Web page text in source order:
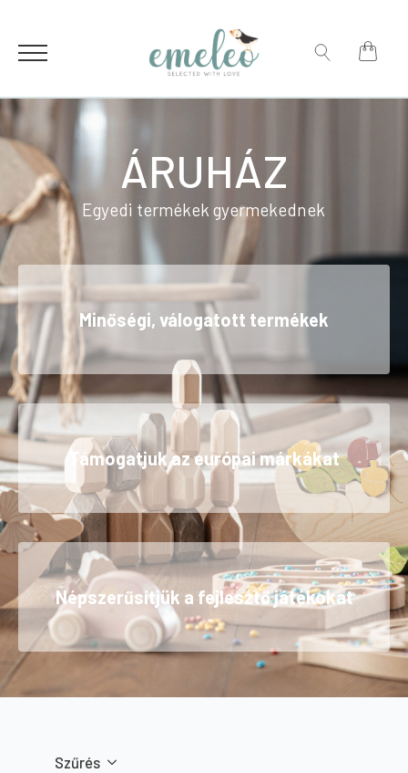
ÁRUHÁZ
Egyedi termékek gyermekednek
Minőségi, válogatott termékek
Támogatjuk az európai márkákat
Népszerűsítjük a fejlesztő játékokat
Szűrés